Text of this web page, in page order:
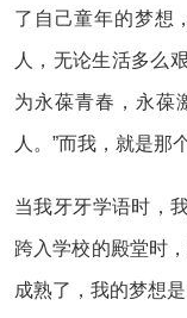
了自己童年的梦想
人，无论生活多么
为永葆青春，永葆
人。”而我，就是那
当我牙牙学语时，
跨入学校的殿堂时
成熟了，我的梦想